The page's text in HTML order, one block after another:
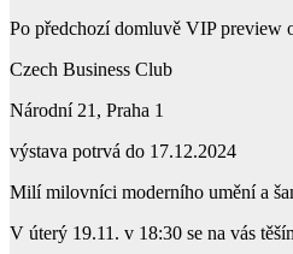
Po předchozí domluvě VIP preview
Czech Business Club
Národní 21, Praha 1
výstava potrvá do 17.12.2024
Milí milovníci moderního umění a
V úterý 19.11. v 18:30 se na vás